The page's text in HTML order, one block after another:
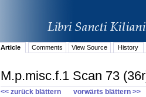
Article Comments View Source History
M.p.misc.f.1 Scan 73
<< zurück blättern vorwärts blättern >>